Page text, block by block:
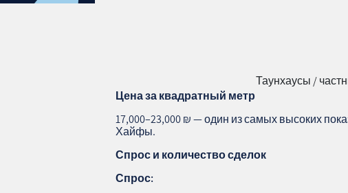
Таунхаусы /
Цена за квадратный метр
17,000–23,000 ₪ — один из самых высоких
Хайфы.
Спрос и количество сделок
Спрос: